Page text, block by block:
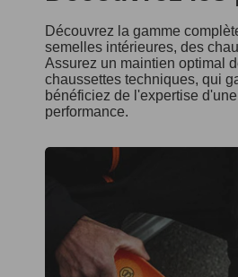
Découvrez la gamme
semelles intérieures, des
Assurez un maintien optimal
chaussettes techniques, qui
bénéficiez de l'expertise
performance.